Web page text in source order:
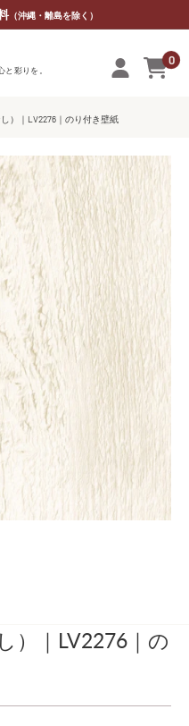
（沖縄・離島を除く）
と​彩りを。
0
）｜LV2276｜のり付き壁紙
）｜LV2276｜の